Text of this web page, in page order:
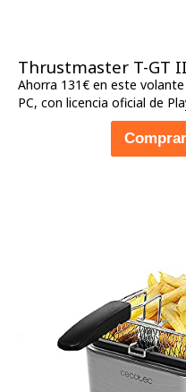
Thrustmaster T-GT II
Ahorra 131€ en este
PC, con licencia oficial de